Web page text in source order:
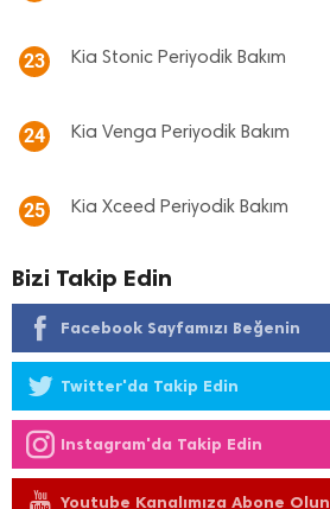
23 Kia Stonic Periyodik Bakım
24 Kia Venga Periyodik Bakım
25 Kia Xceed Periyodik Bakım
Bizi Takip Edin
Facebook Sayfamızı Beğenin
Twitter'da Takip Edin
Instagram'da Takip Edin
Youtube Kanalımıza Abone Olun